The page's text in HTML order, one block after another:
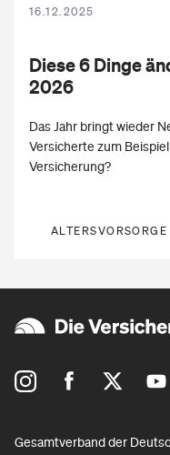
Diese 6 Dinge
2026
16.12.2025
Das Jahr bringt wieder
Versicherte zum
Versicherung?
ALTERSVORSORGE
Gesamtverband der